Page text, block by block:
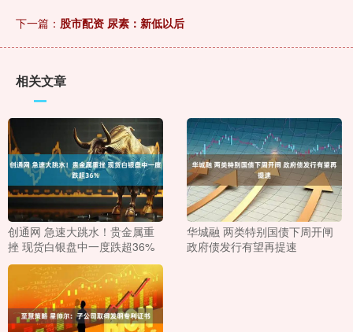
下一篇： 股市配资 尿素：新低以后
相关文章
创通网 急速大跳水！贵金属重
挫 现货白银盘中一度跌超36%
华城融 两类特别国债下周开闸
政府债发行有望再提速